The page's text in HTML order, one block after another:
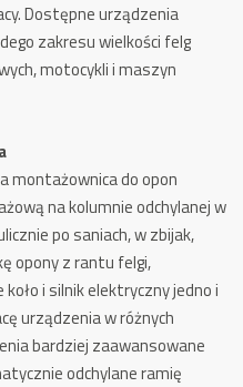
Dostępne urządzenia
zakresu wielkości felg
motocykli i maszyn
montażownica do opon
na kolumnie odchylanej w
po saniach, w zbijak,
opony z rantu felgi,
i silnik elektryczny jedno i
urządzenia w różnych
bardziej zaawansowane
odchylane ramię